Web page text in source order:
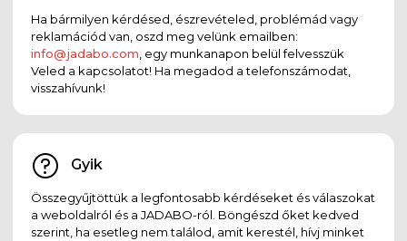
Ha bármilyen kérdésed, észrevételed, problémád vagy
reklamációd van, oszd meg velünk emailben:
info@jadabo.com, egy munkanapon belül felvesszük
Veled a kapcsolatot! Ha megadod a telefonszámodat,
visszahívunk!
Gyik
Összegyűjtöttük a legfontosabb kérdéseket és válaszokat
a weboldalról és a JADABO-ról. Böngészd őket kedved
szerint, ha esetleg nem találod, amit kerestél, hívj minket